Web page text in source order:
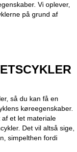
Vi oplever,
på grund af
så du kan få en
køreegenskaber.
af et let materiale
Det vil altså sige,
simpelthen fordi